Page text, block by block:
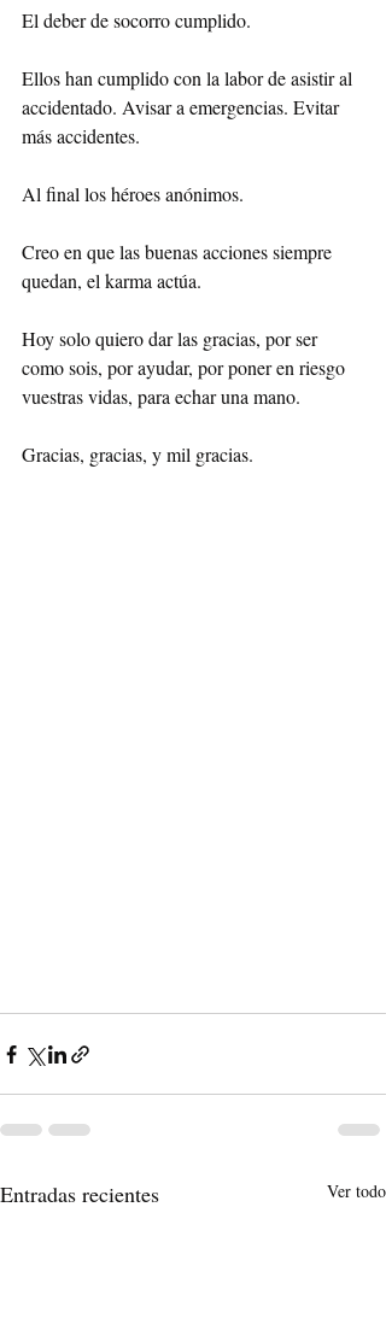
El deber de socorro cumplido.
Ellos han cumplido con la labor de asistir al
accidentado. Avisar a emergencias. Evitar
más accidentes.
Al final los héroes anónimos.
Creo en que las buenas acciones siempre
quedan, el karma actúa.
Hoy solo quiero dar las gracias, por ser
como sois, por ayudar, por poner en riesgo
vuestras vidas, para echar una mano.
Gracias, gracias, y mil gracias.
Entradas recientes Ver todo